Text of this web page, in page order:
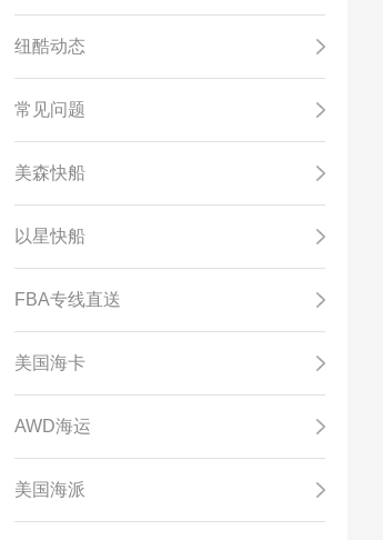
纽酷动态
常见问题
美森快船
以星快船
FBA专线直送
美国海卡
AWD海运
美国海派